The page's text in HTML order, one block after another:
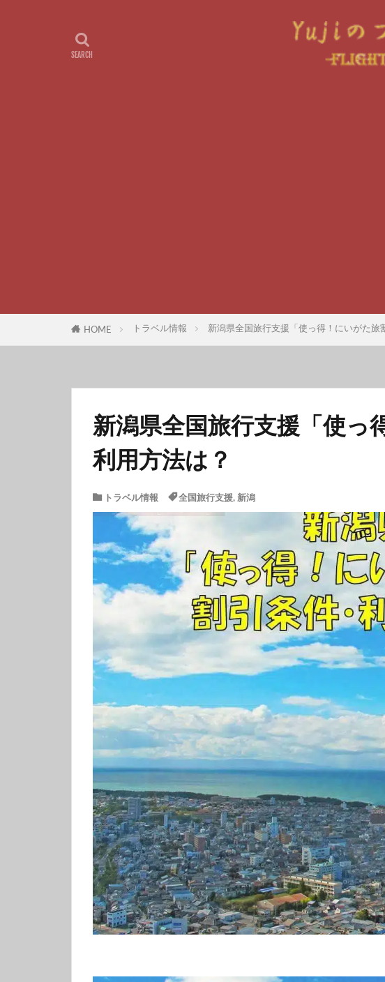
HOME トラベル情報 新潟県全国旅行支援「使っ得！にいがた旅
新潟県全国旅行支援「使っ
利用方法は？
トラベル情報 全国旅行支援, 新潟